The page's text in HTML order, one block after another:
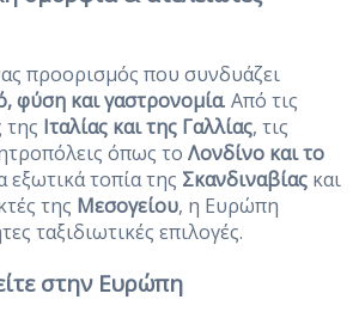
προορισμός που συνδυάζει
φύση και γαστρονομία. Από τις
της Ιταλίας και της Γαλλίας, τις
όπως το Λονδίνο και το
εξωτικά τοπία της Σκανδιναβίας και
της Μεσογείου, η Ευρώπη
ταξιδιωτικές επιλογές.
στην Ευρώπη